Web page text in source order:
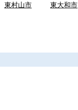
東村山市 東大和市